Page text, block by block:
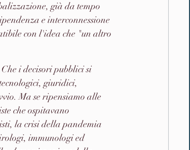
già da tempo
e interconnessione
con l'idea che "un altro
i decisori pubblici si
giuridici,
Ma se ripensiamo alle
che ospitavano
la crisi della pandemia
immunologi ed